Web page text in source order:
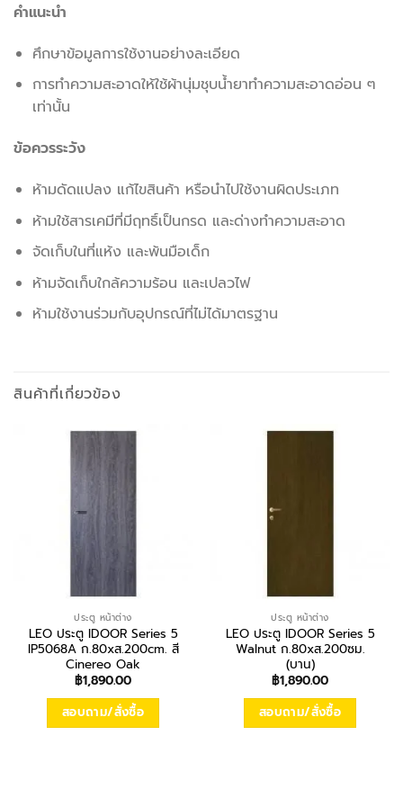
คำแนะนำ
ศึกษาข้อมูลการใช้งานอย่างละเอียด
การทำความสะอาดให้ใช้ผ้านุ่มชุบน้ำยาทำความสะอาดอ่อน ๆ
เท่านั้น
ข้อควรระวัง
ห้ามดัดแปลง แก้ไขสินค้า หรือนำไปใช้งานผิดประเภท
ห้ามใช้สารเคมีที่มีฤทธิ์เป็นกรด และด่างทำความสะอาด
จัดเก็บในที่แห้ง และพ้นมือเด็ก
ห้ามจัดเก็บใกล้ความร้อน และเปลวไฟ
ห้ามใช้งานร่วมกับอุปกรณ์ที่ไม่ได้มาตรฐาน
สินค้าที่เกี่ยวข้อง
ประตู หน้าต่าง
LEO ประตู IDOOR Series 5
IP5068A ก.80xส.200cm. สี
Cinereo Oak
฿1,890.00
สอบถาม/สั่งซื้อ
ประตู หน้าต่าง
LEO ประตู IDOOR Series 5
Walnut ก.80xส.200ซม.
(บาน)
฿1,890.00
สอบถาม/สั่งซื้อ